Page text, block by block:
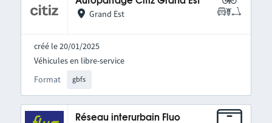
Grand Est
créé le 20/01/2025
Format gbfs
Véhicules en libre-service
Réseau interurbain Fluo